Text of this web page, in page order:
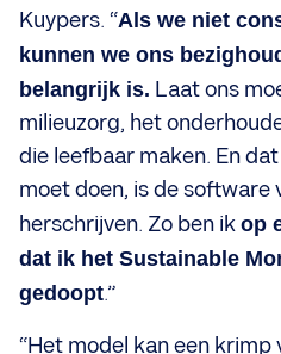
Kuypers. “Als we niet
kunnen we ons
belangrijk is. Laat ons
milieuzorg, het
die leefbaar maken. En
moet doen, is de software
herschrijven. Zo ben ik op
dat ik het Sustainable
gedoopt.”
“Het model kan een krimp